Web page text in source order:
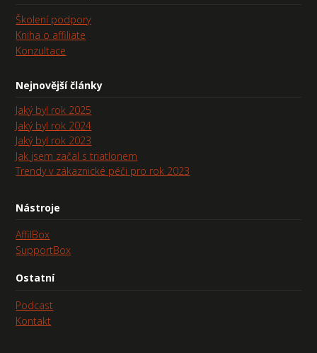
Školení podpory
Kniha o affiliate
Konzultace
Nejnovější články
Jaký byl rok 2025
Jaký byl rok 2024
Jaký byl rok 2023
Jak jsem začal s triatlonem
Trendy v zákaznické péči pro rok 2023
Nástroje
AffilBox
SupportBox
Ostatní
Podcast
Kontakt